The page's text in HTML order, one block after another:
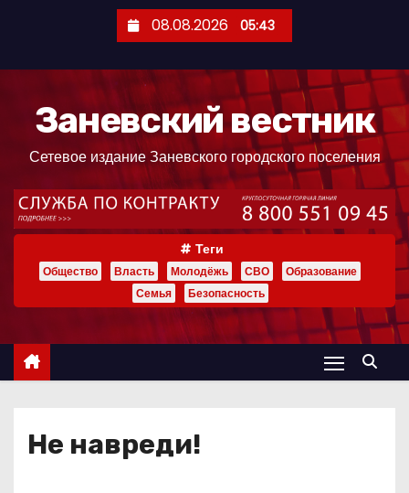
ж
08.08.2026 05:43
Заневский вестник
Сетевое издание Заневского городского поселения
Теги
Общество Власть Молодёжь СВО
Образование
Семья
Безопасность
Не навреди!